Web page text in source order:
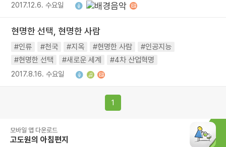
2017.12.6. 수요일
현명한 선택, 현명한 사람
#인류 #천국 #지옥 #현명한 사람
#인공지능
#현명한 선택
#새로운 세계 #4차 산업혁명
2017.8.16. 수요일
1
모바일 앱 다운로드
고도원의 아침편지